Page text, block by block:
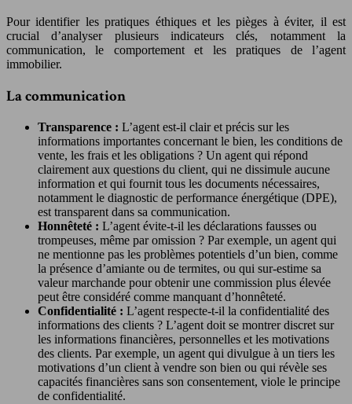
Pour identifier les pratiques éthiques et les pièges à éviter, il est
crucial d’analyser plusieurs indicateurs clés, notamment la
communication, le comportement et les pratiques de l’agent
immobilier.
La communication
Transparence : L’agent est-il clair et précis sur les
informations importantes concernant le bien, les conditions de
vente, les frais et les obligations ? Un agent qui répond
clairement aux questions du client, qui ne dissimule aucune
information et qui fournit tous les documents nécessaires,
notamment le diagnostic de performance énergétique (DPE),
est transparent dans sa communication.
Honnêteté : L’agent évite-t-il les déclarations fausses ou
trompeuses, même par omission ? Par exemple, un agent qui
ne mentionne pas les problèmes potentiels d’un bien, comme
la présence d’amiante ou de termites, ou qui sur-estime sa
valeur marchande pour obtenir une commission plus élevée
peut être considéré comme manquant d’honnêteté.
Confidentialité : L’agent respecte-t-il la confidentialité des
informations des clients ? L’agent doit se montrer discret sur
les informations financières, personnelles et les motivations
des clients. Par exemple, un agent qui divulgue à un tiers les
motivations d’un client à vendre son bien ou qui révèle ses
capacités financières sans son consentement, viole le principe
de confidentialité.